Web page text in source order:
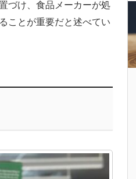
づけ、食品メーカーが処
ことが重要だと述べてい